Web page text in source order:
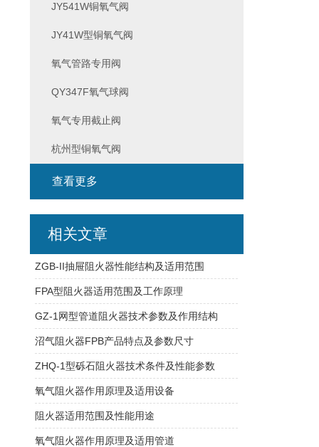
JY541W铜氧气阀
JY41W型铜氧气阀
氧气管路专用阀
QY347F氧气球阀
氧气专用截止阀
杭州型铜氧气阀
查看更多
相关文章
ZGB-II抽屉阻火器性能结构及适用范围
FPA型阻火器适用范围及工作原理
GZ-1网型管道阻火器技术参数及作用结构
沼气阻火器FPB产品特点及参数尺寸
ZHQ-1型砾石阻火器技术条件及性能参数
氧气阻火器作用原理及适用设备
阻火器适用范围及性能用途
氧气阻火器作用原理及适用管道